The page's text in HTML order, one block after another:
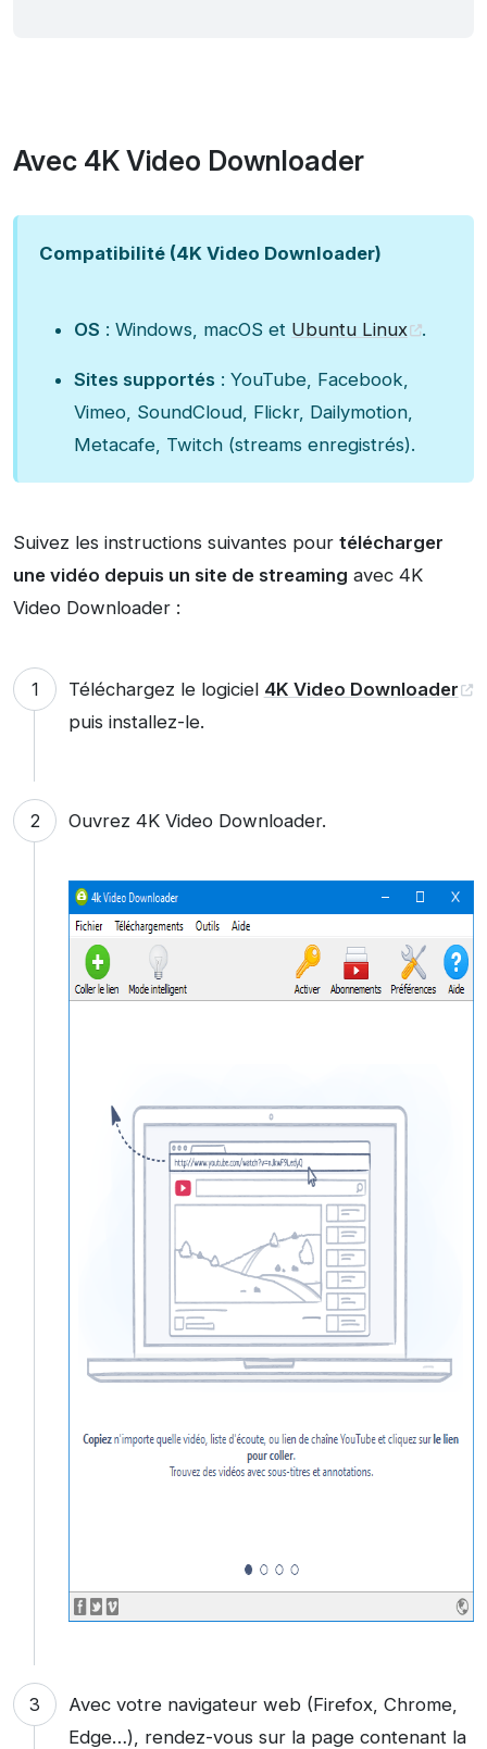
Avec 4K Video Downloader
Compatibilité (4K Video Downloader)
OS : Windows, macOS et Ubuntu Linux .
Sites supportés : YouTube, Facebook,
Vimeo, SoundCloud, Flickr, Dailymotion,
Metacafe, Twitch (streams enregistrés).
Suivez les instructions suivantes pour télécharger
une vidéo depuis un site de streaming avec 4K
Video Downloader :
Téléchargez le logiciel 4K Video Downloader
puis installez-le.
Ouvrez 4K Video Downloader.
Avec votre navigateur web (Firefox, Chrome,
Edge…), rendez-vous sur la page contenant la